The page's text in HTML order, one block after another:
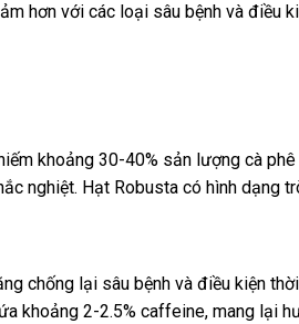
hơn với các loại sâu bệnh và điều
khoảng 30-40% sản lượng cà
nghiệt. Hạt Robusta có hình dạng
chống lại sâu bệnh và điều kiện
khoảng 2-2.5% caffeine, mang lại